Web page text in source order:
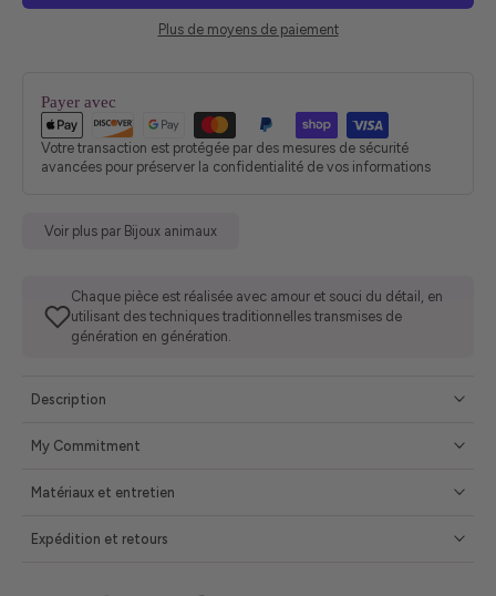
Plus de moyens de paiement
Payer avec
Votre transaction est protégée par des mesures de sécurité
avancées pour préserver la confidentialité de vos informations
Voir plus par Bijoux animaux
Chaque pièce est réalisée avec amour et souci du détail, en
utilisant des techniques traditionnelles transmises de
génération en génération.
Description
My Commitment
Matériaux et entretien
Expédition et retours